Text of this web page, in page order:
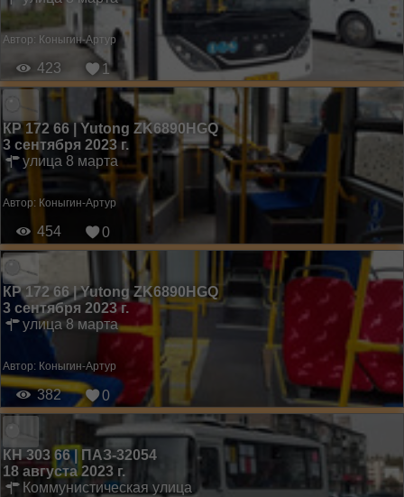
Автор: Коныгин-Артур
423 1
КР 172 66 | Yutong ZK6890HGQ
3 сентября 2023 г.
улица 8 марта
Автор: Коныгин-Артур
454 0
КР 172 66 | Yutong ZK6890HGQ
3 сентября 2023 г.
улица 8 марта
Автор: Коныгин-Артур
382 0
КН 303 66 | ПАЗ-32054
18 августа 2023 г.
Коммунистическая улица